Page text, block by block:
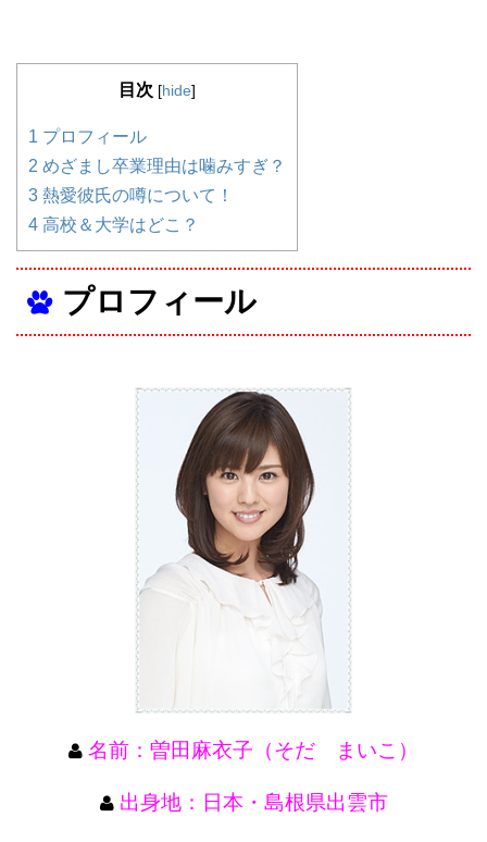
目次 [hide]
1 プロフィール
2 めざまし卒業理由は噛みすぎ？
3 熱愛彼氏の噂について！
4 高校＆大学はどこ？
プロフィール
名前：曽田麻衣子（そだ まいこ）
出身地：日本・島根県出雲市